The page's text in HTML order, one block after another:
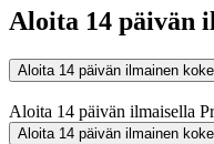
Aloita 14 päivän
Aloita 14 päivän ilmainen
Aloita 14 päivän ilmaisella
Aloita 14 päivän ilmainen